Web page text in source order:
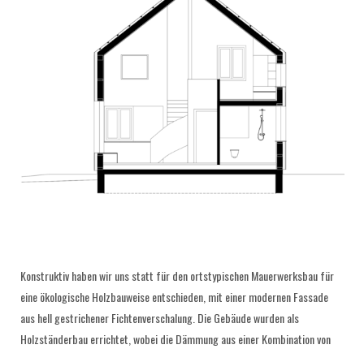
Konstruktiv haben wir uns statt für den ortstypischen Mauerwerksbau für
eine ökologische Holzbauweise entschieden, mit einer modernen Fassade
aus hell gestrichener Fichtenverschalung. Die Gebäude wurden als
Holzständerbau errichtet, wobei die Dämmung aus einer Kombination von